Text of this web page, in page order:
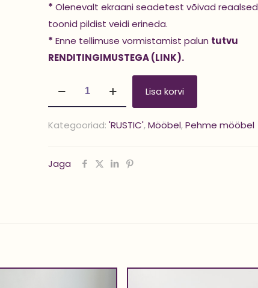
* Olenevalt ekraani seadetest võivad reaalsed
toonid pildist veidi erineda.
* Enne tellimuse vormistamist palun tutvu
RENDITINGIMUSTEGA (LINK).
Lisa korvi
Kategooriad:'RUSTIC',Mööbel,Pehme mööbel
Jaga